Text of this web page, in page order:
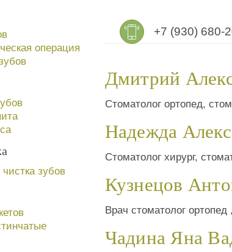
операция
чистка зубов
+7 (930) 680-
Дмитрий
Стоматолог ортопед,
Надежда
Стоматолог хирург,
Кузнецов
Врач стоматолог
Чадина Яна